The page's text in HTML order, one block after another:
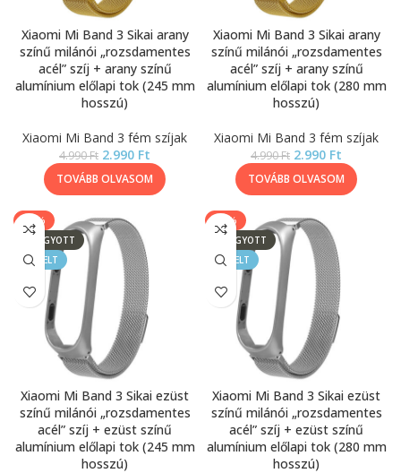
Xiaomi Mi Band 3 Sikai arany
színű milánói „rozsdamentes
acél” szíj + arany színű
alumínium előlapi tok (245 mm
hosszú)
Xiaomi Mi Band 3 fém szíjak
4.990Ft 2.990 Ft
TOVÁBB OLVASOM
Xiaomi Mi Band 3 Sikai arany
színű milánói „rozsdamentes
acél” szíj + arany színű
alumínium előlapi tok (280 mm
hosszú)
Xiaomi Mi Band 3 fém szíjak
4.990Ft 2.990 Ft
TOVÁBB OLVASOM
-40%
ELFOGYOTT
KIEMELT
Xiaomi Mi Band 3 Sikai ezüst
színű milánói „rozsdamentes
acél” szíj + ezüst színű
alumínium előlapi tok (245 mm
hosszú)
-40%
ELFOGYOTT
KIEMELT
Xiaomi Mi Band 3 Sikai ezüst
színű milánói „rozsdamentes
acél” szíj + ezüst színű
alumínium előlapi tok (280 mm
hosszú)